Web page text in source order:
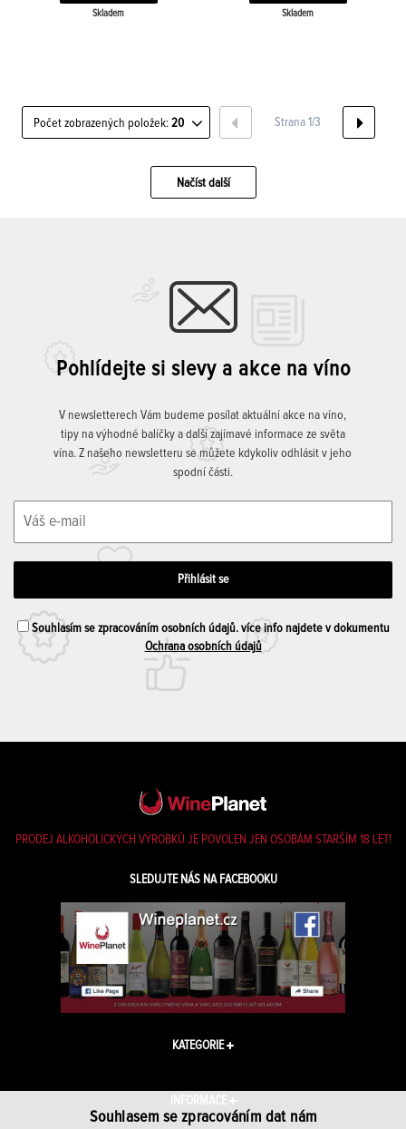
Skladem Skladem
Počet zobrazených položek: 20
Načíst další
Strana 1/3
Pohlídejte si slevy a akce na víno
V newsletterech Vám budeme posílat aktuální akce na víno,
tipy na výhodné balíčky a další zajímavé informace ze světa
vína. Z našeho newsletteru se můžete kdykoliv odhlásit v jeho
spodní části.
Souhlasím se zpracováním osobních údajů. více info najdete v dokumentu
Ochrana osobních údajů
PRODEJ ALKOHOLICKÝCH VÝROBKŮ JE POVOLEN JEN OSOBÁM STARŠÍM 18 LET!
SLEDUJTE NÁS NA FACEBOOKU
KATEGORIE
INFORMACE
Souhlasem se zpracováním dat nám